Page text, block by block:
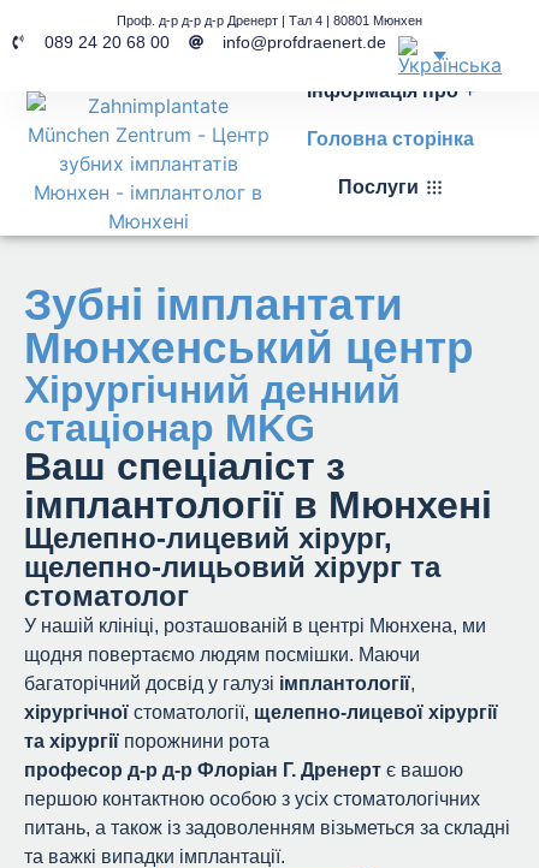
Проф. д-р д-р д-р Дренерт | Тал 4 | 80801 Мюнхен
089 24 20 68 00 info@profdraenert.de
Інформація про
Головна сторінка
Послуги
Зубні імплантати
Мюнхенський центр
Хірургічний денний
стаціонар MKG
Ваш спеціаліст з
імплантології в Мюнхені
Щелепно-лицевий хірург,
щелепно-лицьовий хірург та
стоматолог
У нашій клініці, розташованій в центрі Мюнхена, ми
щодня повертаємо людям посмішки. Маючи
багаторічний досвід у галузі імплантології,
хірургічної стоматології, щелепно-лицевої хірургії
та хірургії порожнини рота
професор д-р д-р Флоріан Г. Дренерт є вашою
першою контактною особою з усіх стоматологічних
питань, а також із задоволенням візьметься за складні
та важкі випадки імплантації.